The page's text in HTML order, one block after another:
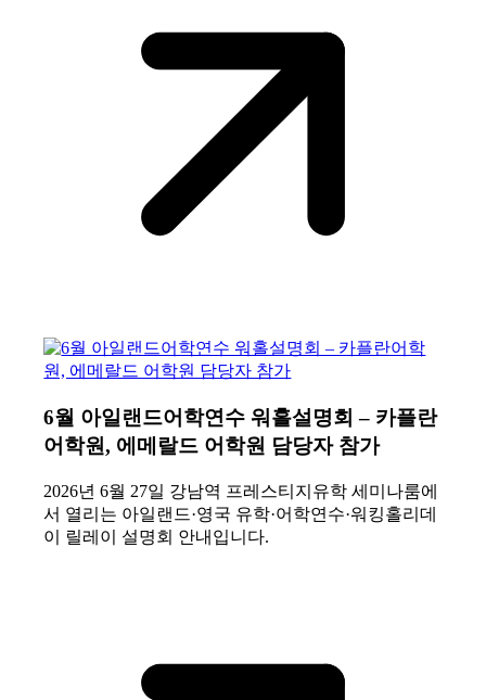
6월 아일랜드어학연수 워홀설명회 – 카플란
어학원, 에메랄드 어학원 담당자 참가
2026년 6월 27일 강남역 프레스티지유학 세미나룸에
서 열리는 아일랜드·영국 유학·어학연수·워킹홀리데
이 릴레이 설명회 안내입니다.